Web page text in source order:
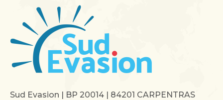
Sud Evasion | BP 20014 | 84201 CARPENTRAS